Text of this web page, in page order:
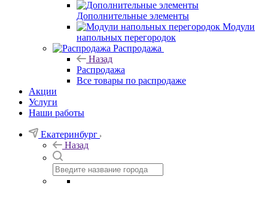
Дополнительные элементы
Модули
напольных перегородок
Распродажа
Назад
Распродажа
Все товары по распродаже
Акции
Услуги
Наши работы
Екатеринбург
Назад